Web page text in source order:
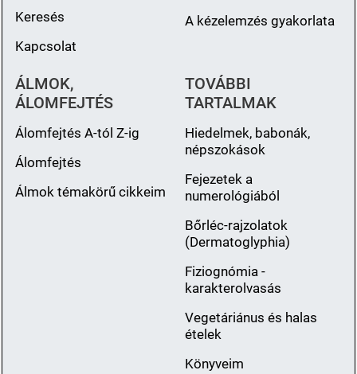
Keresés
Kapcsolat
A kézelemzés gyakorlata
ÁLMOK,
ÁLOMFEJTÉS
Álomfejtés A-tól Z-ig
Álomfejtés
Álmok témakörű cikkeim
TOVÁBBI
TARTALMAK
Hiedelmek, babonák,
népszokások
Fejezetek a
numerológiából
Bőrléc-rajzolatok
(Dermatoglyphia)
Fiziognómia -
karakterolvasás
Vegetáriánus és halas
ételek
Könyveim